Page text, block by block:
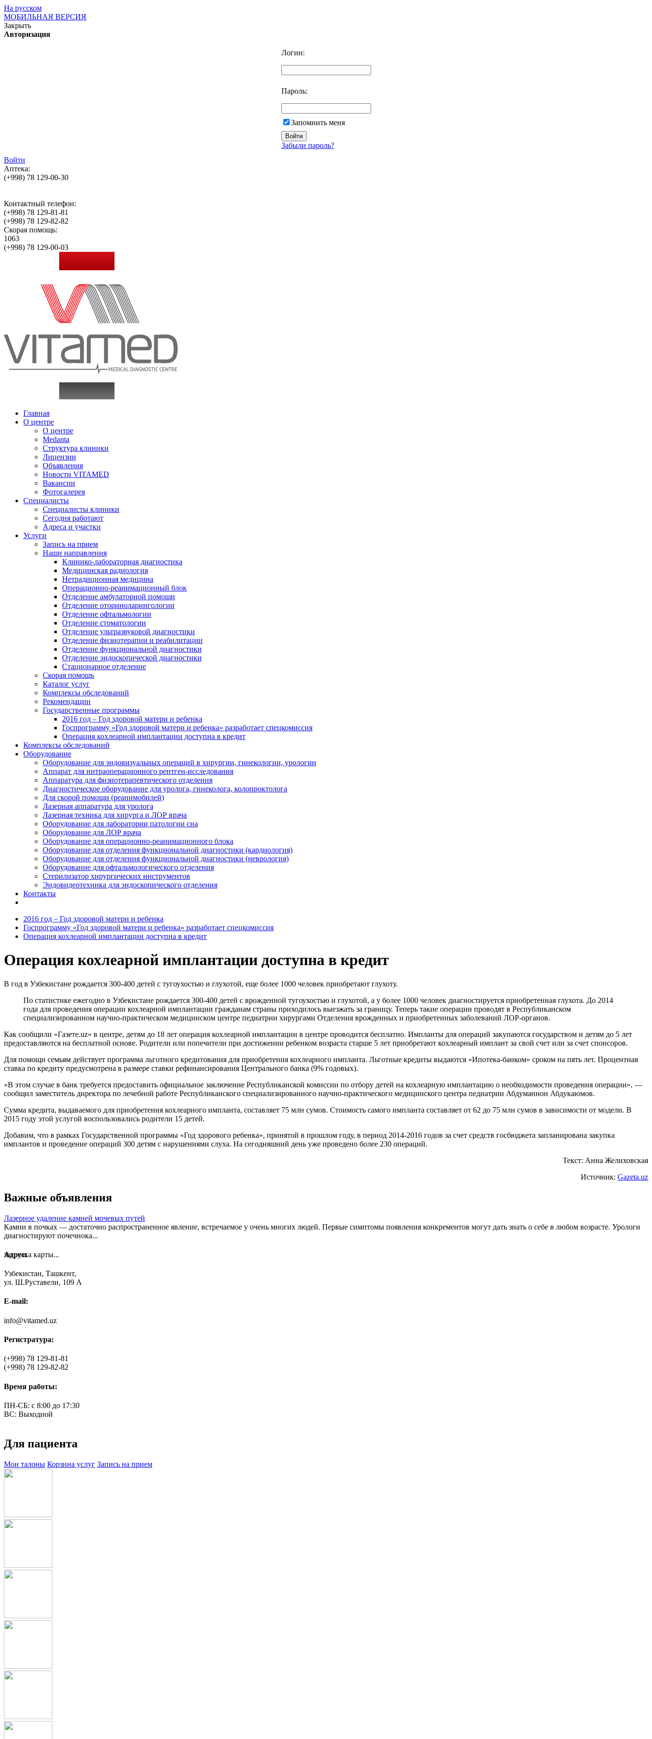
На русском
МОБИЛЬНАЯ ВЕРСИЯ
Закрыть
Авторизация
Логин:
Пароль:
Запомнить меня
Забыли пароль?
Войти
Аптека:
(+998) 78 129-00-30
Контактный телефон:
(+998) 78 129-81-81
(+998) 78 129-82-82
Скорая помощь:
1063
(+998) 78 129-00-03
Главная
О центре
О центре
Medanta
Структура клиники
Лицензии
Объявления
Новости VITAMED
Вакансии
Фотогалерея
Специалисты
Специалисты клиники
Сегодня работают
Адреса и участки
Услуги
Запись на прием
Наши направления
Клинико-лабораторная диагностика
Медицинская радиология
Нетрадиционная медицина
Операционно-реанимационный блок
Отделение амбулаторной помощи
Отделение оториноларингологии
Отделение офтальмологии
Отделение стоматологии
Отделение ультразвуковой диагностики
Отделение физиотерапии и реабилитации
Отделение функциональной диагностики
Отделение эндоскопической диагностики
Стационарное отделение
Скорая помощь
Каталог услуг
Комплексы обследований
Рекомендации
Государственные программы
2016 год – Год здоровой матери и ребенка
Госпрограмму «Год здоровой матери и ребенка» разработает спецкомиссия
Операция кохлеарной имплантации доступна в кредит
Комплексы обследований
Оборудование
Оборудование для эндовизуальных операций в хирургии, гинекологии, урологии
Аппарат для интраоперационного рентген-исследования
Аппаратура для физиотерапевтического отделения
Диагностическое оборудование для уролога, гинеколога, колопроктолога
Для скорой помощи (реанимобилей)
Лазерная аппаратура для уролога
Лазерная техника для хирурга и ЛОР врача
Оборудование для лаборатории патологии сна
Оборудование для ЛОР врача
Оборудование для операционно-реанимационного блока
Оборудование для отделения функциональной диагностики (кардиология)
Оборудование для отделения функциональной диагностики (неврология)
Оборудование для офтальмологического отделения
Стерилизатор хирургических инструментов
Эндовидеотехника для эндоскопического отделения
Контакты
2016 год – Год здоровой матери и ребенка
Госпрограмму «Год здоровой матери и ребенка» разработает спецкомиссия
Операция кохлеарной имплантации доступна в кредит
Операция кохлеарной имплантации доступна в кредит
В год в Узбекистане рождается 300-400 детей с тугоухостью и глухотой, еще более 1000 человек приобретают глухоту.
По статистике ежегодно в Узбекистане рождается 300-400 детей с врожденной тугоухостью и глухотой, а у более 1000 человек диагностируется приобретенная глухота. До 2014
года для проведения операции кохлеарной имплантации гражданам страны приходилось выезжать за границу. Теперь такие операции проводят в Республиканском
специализированном научно-практическом медицинском центре педиатрии хирургами Отделения врожденных и приобретенных заболеваний ЛОР-органов.
Как сообщили «Газете.uz» в центре, детям до 18 лет операция кохлеарной имплантации в центре проводится бесплатно. Импланты для операций закупаются государством и детям до 5 лет
предоставляются на бесплатной основе. Родители или попечители при достижении ребенком возраста старше 5 лет приобретают кохлеарный имплант за свой счет или за счет спонсоров.
Для помощи семьям действует программа льготного кредитования для приобретения кохлеарного импланта. Льготные кредиты выдаются «Ипотека-банком» сроком на пять лет. Процентная
ставка по кредиту предусмотрена в размере ставки рефинансирования Центрального банка (9% годовых).
«В этом случае в банк требуется предоставить официальное заключение Республиканской комиссии по отбору детей на кохлеарную имплантацию о необходимости проведения операции», —
сообщил заместитель директора по лечебной работе Республиканского специализированного научно-практического медицинского центра педиатрии Абдуманнон Абдукаюмов.
Сумма кредита, выдаваемого для приобретения кохлеарного импланта, составляет 75 млн сумов. Стоимость самого импланта составляет от 62 до 75 млн сумов в зависимости от модели. В
2015 году этой услугой воспользовались родители 15 детей.
Добавим, что в рамках Государственной программы «Год здорового ребенка», принятой в прошлом году, в период 2014-2016 годов за счет средств госбюджета запланирована закупка
имплантов и проведение операций 300 детям с нарушениями слуха. На сегодняшний день уже проведено более 230 операций.
Текст: Анна Желиховская
Источник: Gazeta.uz
Важные объявления
Лазерное удаление камней мочевых путей
Камни в почках — достаточно распространенное явление, встречаемое у очень многих людей. Первые симптомы появления конкрементов могут дать знать о себе в любом возрасте. Урологи
диагностируют почечнока...
загрузка карты...
Адрес:
Узбекистан, Ташкент,
ул. Ш.Руставели, 109 А
E-mail:
info@vitamed.uz
Регистратура:
(+998) 78 129-81-81
(+998) 78 129-82-82
Время работы:
ПН-СБ: с 8:00 до 17:30
ВС: Выходной
Для пациента
Мои талоны Корзина услуг Запись на прием